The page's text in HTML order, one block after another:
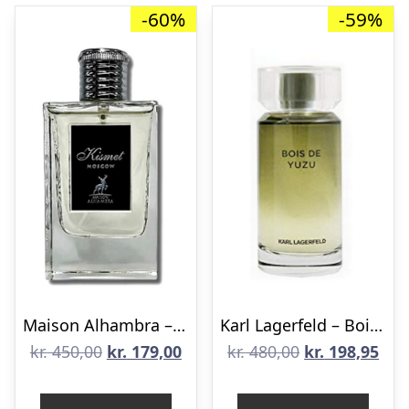
-60%
Maison Alhambra – Kismet Moscow Eau De Parfum – 100 ml
kr.450,00 Den
kr. 179,00Den
-59%
Karl Lagerfeld – Bois De Yuzu – 100 ml – Edt
kr.480,00 Den
kr. 198,95Den